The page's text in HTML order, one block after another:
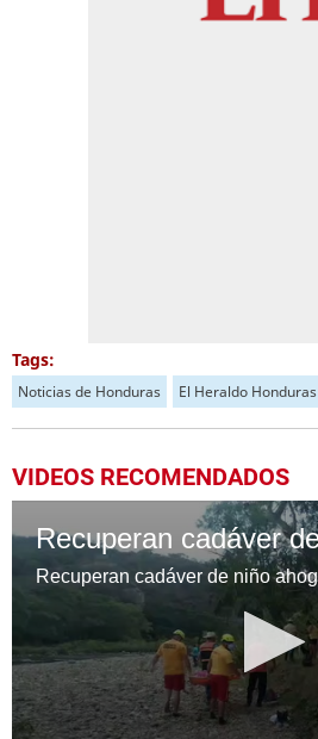
Tags:
Noticias de Honduras El Heraldo Honduras
VIDEOS RECOMENDADOS